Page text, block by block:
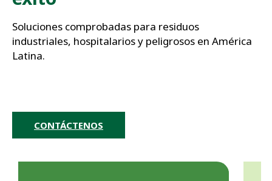
Soluciones comprobadas para residuos
industriales, hospitalarios y peligrosos en América
Latina.
CONTÁCTENOS